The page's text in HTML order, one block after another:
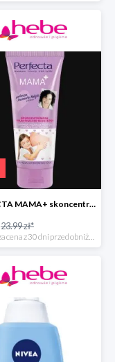
PERFECTA MAMA+ skoncentrowane serum przeciw rozstępom
23.99 zł*
*najniższa cena z 30 dni przed obniżką